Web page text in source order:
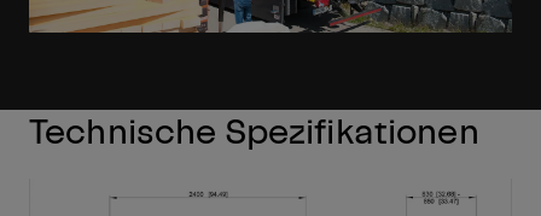
Technische Spezifikationen